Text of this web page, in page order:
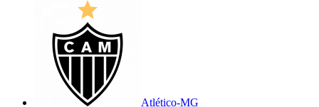
Atlético-MG